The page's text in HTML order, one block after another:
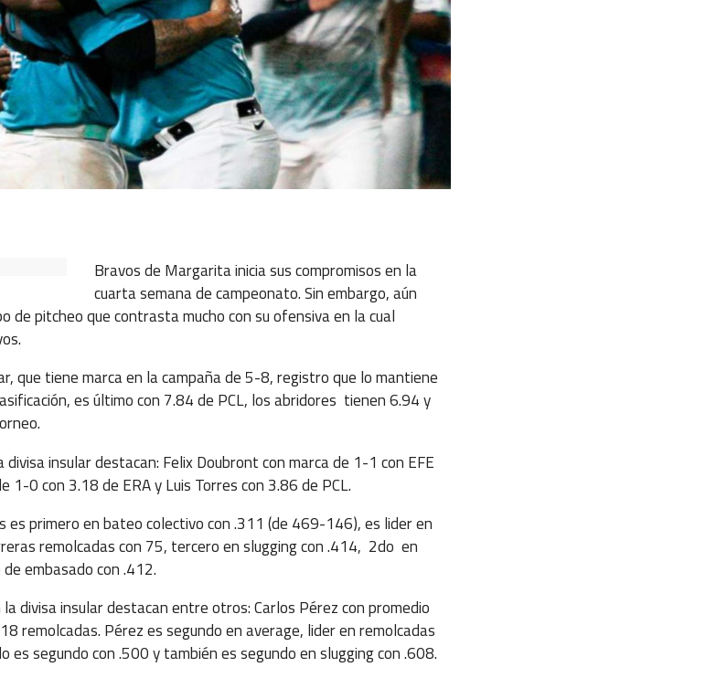
Bravos de Margarita inicia sus compromisos en la
cuarta semana de campeonato. Sin embargo, aún
de pitcheo que contrasta mucho con su ofensiva en la cual
que tiene marca en la campaña de 5-8, registro que lo mantiene
es último con 7.84 de PCL, los abridores tienen 6.94 y
insular destacan: Felix Doubront con marca de 1-1 con EFE
1-0 con 3.18 de ERA y Luis Torres con 3.86 de PCL.
es primero en bateo colectivo con .311 (de 469-146), es lider en
remolcadas con 75, tercero en slugging con .414, 2do en
embasado con .412.
divisa insular destacan entre otros: Carlos Pérez con promedio
remolcadas. Pérez es segundo en average, lider en remolcadas
es segundo con .500 y también es segundo en slugging con .608.